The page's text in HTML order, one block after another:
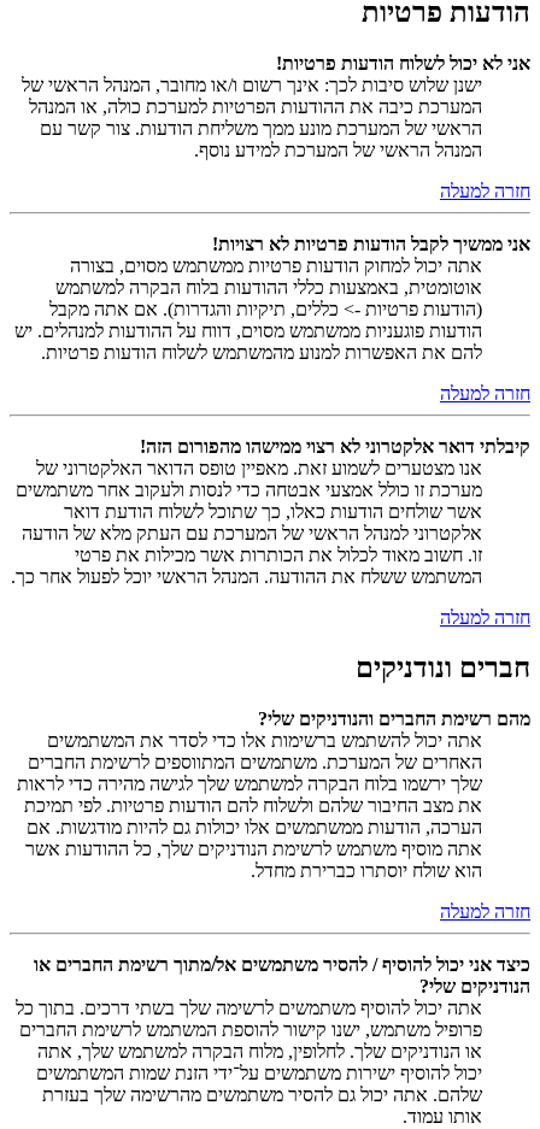
הודעות פרטיות
אני לא יכול לשלוח הודעות פרטיות!
ישנן שלוש סיבות לכך: אינך רשום ו/או מחובר, המנהל הראשי של
המערכת כיבה את ההודעות הפרטיות למערכת כולה, או המנהל
הראשי של המערכת מונע ממך משליחת הודעות. צור קשר עם
המנהל הראשי של המערכת למידע נוסף.
חזרה למעלה
אני ממשיך לקבל הודעות פרטיות לא רצויות!
אתה יכול למחוק הודעות פרטיות ממשתמש מסוים, בצורה
אוטומטית, באמצעות כללי ההודעות בלוח הבקרה למשתמש
(הודעות פרטיות -> כללים, תיקיות והגדרות). אם אתה מקבל
הודעות פוגעניות ממשתמש מסוים, דווח על ההודעות למנהלים. יש
להם את האפשרות למנוע מהמשתמש לשלוח הודעות פרטיות.
חזרה למעלה
קיבלתי דואר אלקטרוני לא רצוי ממישהו מהפורום הזה!
אנו מצטערים לשמוע זאת. מאפיין טופס הדואר האלקטרוני של
מערכת זו כולל אמצעי אבטחה כדי לנסות ולעקוב אחר משתמשים
אשר שולחים הודעות כאלו, כך שתוכל לשלוח הודעת דואר
אלקטרוני למנהל הראשי של המערכת עם העתק מלא של הודעה
זו. חשוב מאוד לכלול את הכותרות אשר מכילות את פרטי
המשתמש ששלח את ההודעה. המנהל הראשי יוכל לפעול אחר כך.
חזרה למעלה
חברים ונודניקים
מהם רשימת החברים והנודניקים שלי?
אתה יכול להשתמש ברשימות אלו כדי לסדר את המשתמשים
האחרים של המערכת. משתמשים המתווספים לרשימת החברים
שלך ירשמו בלוח הבקרה למשתמש שלך לגישה מהירה כדי לראות
את מצב החיבור שלהם ולשלוח להם הודעות פרטיות. לפי תמיכת
הערכה, הודעות ממשתמשים אלו יכולות גם להיות מודגשות. אם
אתה מוסיף משתמש לרשימת הנודניקים שלך, כל ההודעות אשר
הוא שולח יוסתרו כברירת מחדל.
חזרה למעלה
כיצד אני יכול להוסיף / להסיר משתמשים אל/מתוך רשימת החברים או
הנודניקים שלי?
אתה יכול להוסיף משתמשים לרשימה שלך בשתי דרכים. בתוך כל
פרופיל משתמש, ישנו קישור להוספת המשתמש לרשימת החברים
או הנודניקים שלך. לחלופין, מלוח הבקרה למשתמש שלך, אתה
יכול להוסיף ישירות משתמשים על־ידי הזנת שמות המשתמשים
שלהם. אתה יכול גם להסיר משתמשים מהרשימה שלך בעזרת
אותו עמוד.